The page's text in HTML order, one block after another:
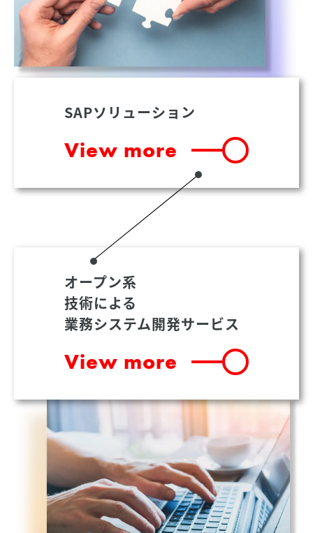
SAPソリューション
View more
オープン系
技術による
業務システム開発サービス
View more